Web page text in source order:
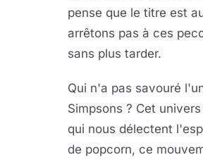
pense que le titre est
arrêtons pas à ces
sans plus tarder.
Qui n'a pas savouré
Simpsons ? Cet
qui nous délectent
de popcorn, ce